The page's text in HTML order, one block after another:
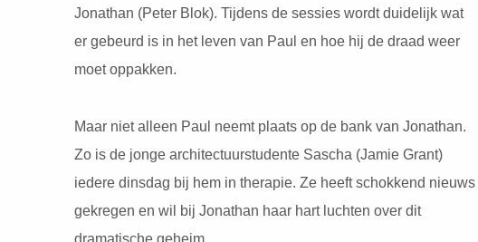
Jonathan (Peter Blok). Tijdens de sessies wordt duidelijk wat
er gebeurd is in het leven van Paul en hoe hij de draad weer
moet oppakken.
Maar niet alleen Paul neemt plaats op de bank van Jonathan.
Zo is de jonge architectuurstudente Sascha (Jamie Grant)
iedere dinsdag bij hem in therapie. Ze heeft schokkend nieuws
gekregen en wil bij Jonathan haar hart luchten over dit
dramatische geheim.